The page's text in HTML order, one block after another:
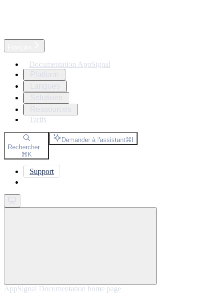
Documentation AppSignal
Tarifs
Rechercher...
⌘K
Demander à l'assistant⌘I
Support
AppSignal Documentation home page